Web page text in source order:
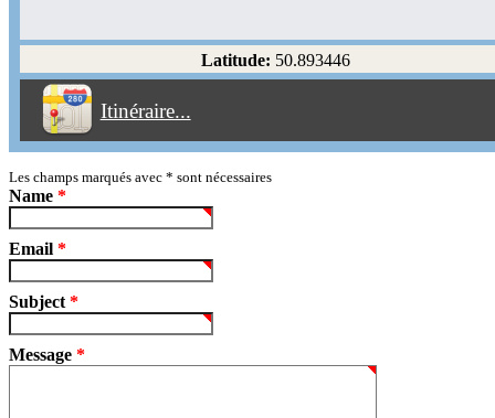
Latitude: 50.893446
Itinéraire...
Éviter les autoroutes
Éviter les péages
Partir! Reset
Les champs marqués avec * sont nécessaires
Name *
Email *
Subject *
Message *